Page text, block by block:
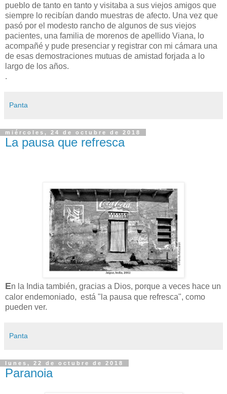
pueblo de tanto en tanto y visitaba a sus viejos amigos que
siempre lo recibían dando muestras de afecto. Una vez que
pasó por el modesto rancho de algunos de sus viejos
pacientes, una familia de morenos de apellido Viana, lo
acompañé y pude presenciar y registrar con mi cámara una
de esas demostraciones mutuas de amistad forjada a lo
largo de los años.
.
Panta
miércoles, 24 de octubre de 2018
La pausa que refresca
En la India también, gracias a Dios, porque a veces hace un
calor endemoniado, está "la pausa que refresca", como
pueden ver.
Panta
lunes, 22 de octubre de 2018
Paranoia